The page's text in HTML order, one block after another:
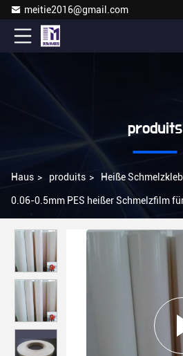
meitie2016@gmail.com
produits
Haus > produits > Heiße
0.06-0.5mm PES heißer Schmelzfilm